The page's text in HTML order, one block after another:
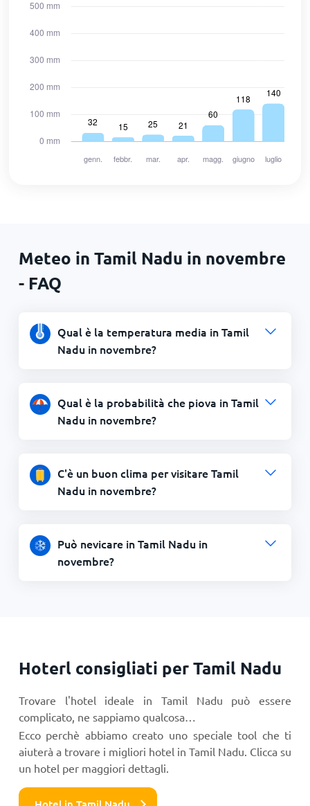
Meteo in Tamil Nadu in novembre
- FAQ
Qual è la temperatura media in Tamil
Nadu in novembre?
Qual è la probabilità che piova in Tamil
Nadu in novembre?
C'è un buon clima per visitare Tamil
Nadu in novembre?
Può nevicare in Tamil Nadu in
novembre?
Hoterl consigliati per Tamil Nadu
Trovare l'hotel ideale in Tamil Nadu può essere
complicato, ne sappiamo qualcosa…
Ecco perchè abbiamo creato uno speciale tool che ti
aiuterà a trovare i migliori hotel in Tamil Nadu. Clicca su
un hotel per maggiori dettagli.